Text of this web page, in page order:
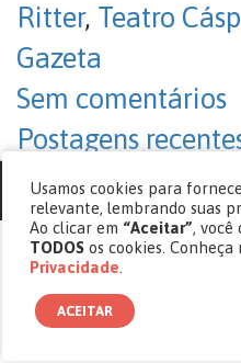
Ritter, Teatro
Gazeta
Sem comentários
Postagens
© copyright 2017 -
Usamos cookies para
relevante, lembrando suas
Ao clicar em “Aceitar”, você
TODOS os cookies. Conheça
Privacidade
ACEITAR